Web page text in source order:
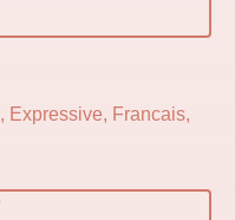
Expressive, Francais,